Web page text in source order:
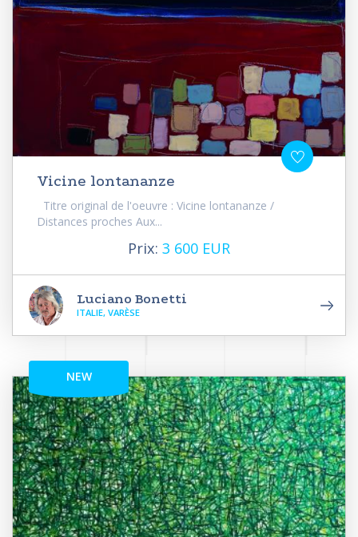
Vicine lontananze
Titre original de l'oeuvre : Vicine lontananze /
Distances proches Aux...
Prix: 3 600 EUR
Luciano Bonetti
ITALIE, VARÈSE
NEW